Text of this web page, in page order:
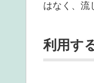
はなく、流
利用す